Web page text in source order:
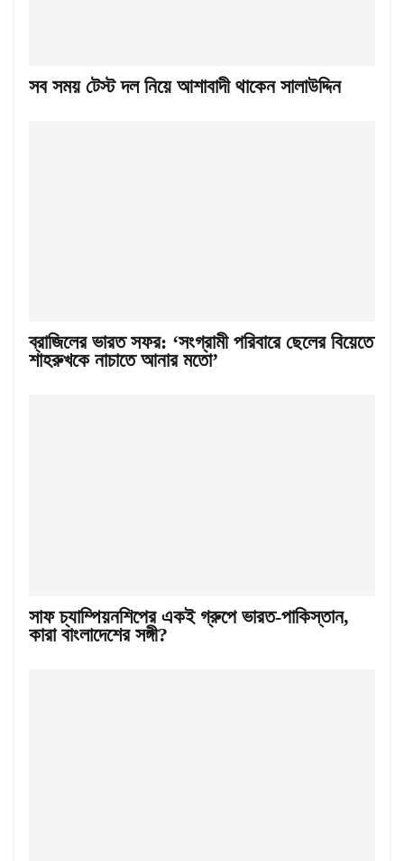
সব সময় টেস্ট দল নিয়ে আশাবাদী থাকেন সালাউদ্দিন
ব্রাজিলের ভারত সফর: ‘সংগ্রামী পরিবারে ছেলের বিয়েতে
শাহরুখকে নাচাতে আনার মতো’
সাফ চ্যাম্পিয়নশিপের একই গ্রুপে ভারত-পাকিস্তান,
কারা বাংলাদেশের সঙ্গী?